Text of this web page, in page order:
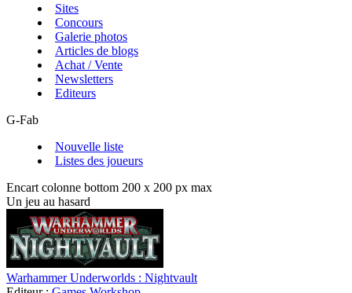
Sites
Concours
Galerie photos
Articles de blogs
Achat / Vente
Newsletters
Editeurs
G-Fab
Nouvelle liste
Listes des joueurs
Encart colonne bottom 200 x 200 px max
Un jeu au hasard
Warhammer Underworlds : Nightvault